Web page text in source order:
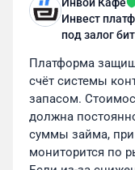
Инвест
под залог
Платформа
счёт системы
запасом.
должна
суммы займа,
мониторится по